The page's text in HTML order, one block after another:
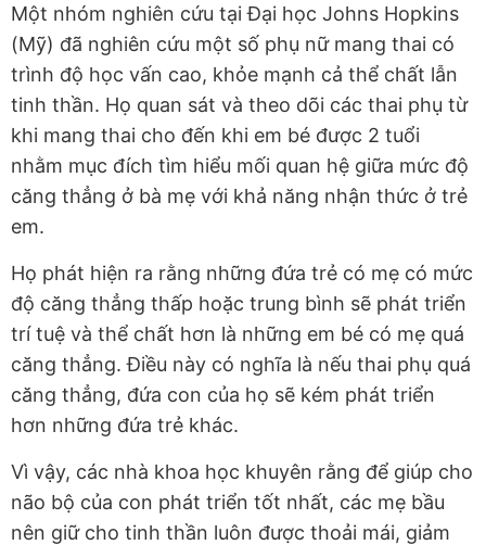
Một nhóm nghiên cứu tại Đại học Johns Hopkins
(Mỹ) đã nghiên cứu một số phụ nữ mang thai có
trình độ học vấn cao, khỏe mạnh cả thể chất lẫn
tinh thần. Họ quan sát và theo dõi các thai phụ từ
khi mang thai cho đến khi em bé được 2 tuổi
nhằm mục đích tìm hiểu mối quan hệ giữa mức độ
căng thẳng ở bà mẹ với khả năng nhận thức ở trẻ
em.
Họ phát hiện ra rằng những đứa trẻ có mẹ có mức
độ căng thẳng thấp hoặc trung bình sẽ phát triển
trí tuệ và thể chất hơn là những em bé có mẹ quá
căng thẳng. Điều này có nghĩa là nếu thai phụ quá
căng thẳng, đứa con của họ sẽ kém phát triển
hơn những đứa trẻ khác.
Vì vậy, các nhà khoa học khuyên rằng để giúp cho
não bộ của con phát triển tốt nhất, các mẹ bầu
nên giữ cho tinh thần luôn được thoải mái, giảm